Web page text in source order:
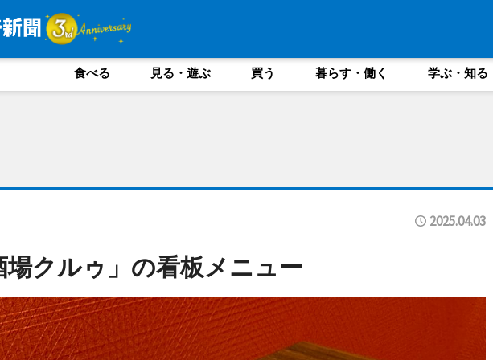
食べる 見る・遊ぶ 買う 暮らす・働く 学ぶ・知る
2025.04.03
場クルゥ」の看板メニュー